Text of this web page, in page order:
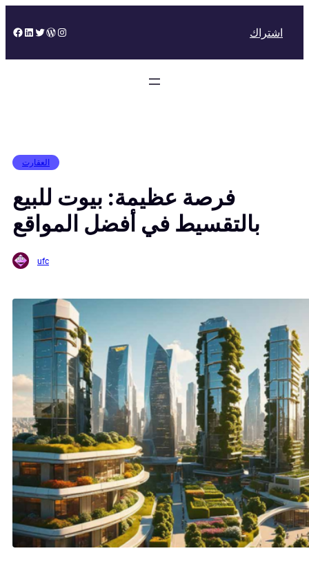
to
Facebook
LinkedIn
Twitter
WordPress
Instagram اشتراك
العقارت
فرصة عظيمة: بيوت للبيع
بالتقسيط في أفضل المواقع
ufc